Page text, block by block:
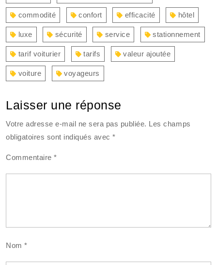
commodité confort efficacité hôtel
luxe sécurité service stationnement
tarif voiturier tarifs valeur ajoutée
voiture voyageurs
Laisser une réponse
Votre adresse e-mail ne sera pas publiée. Les champs
obligatoires sont indiqués avec*
Commentaire*
Nom*